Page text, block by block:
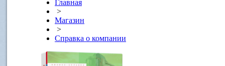
Главная
>
Магазин
>
Справка о компании